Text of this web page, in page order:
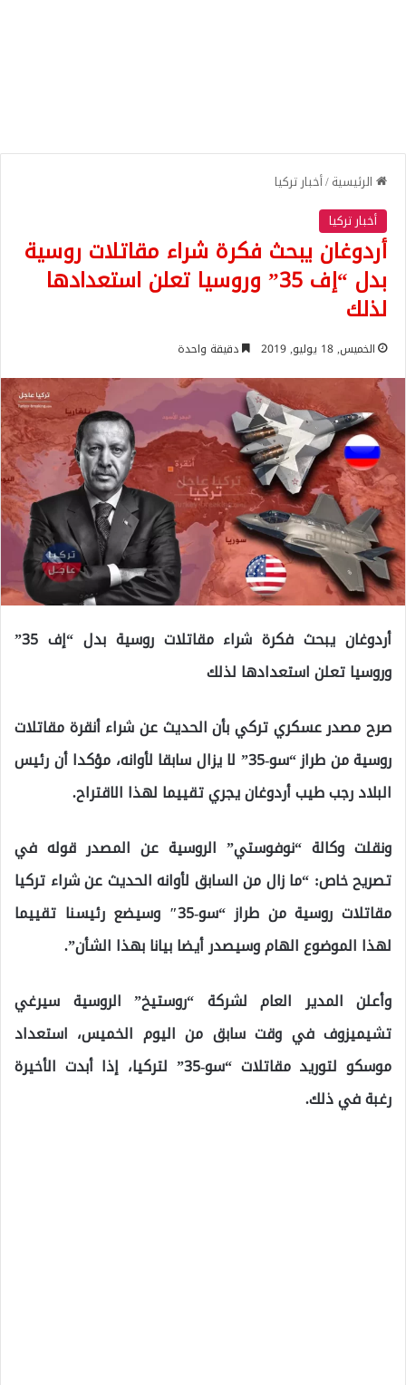
الرئيسية/أخبار تركيا
أخبار تركيا
أردوغان يبحث فكرة شراء مقاتلات روسية
بدل “إف 35” وروسيا تعلن استعدادها
لذلك
الخميس, 18 يوليو, 2019 دقيقة واحدة
أردوغان يبحث فكرة شراء مقاتلات روسية بدل “إف 35”
وروسيا تعلن استعدادها لذلك
صرح مصدر عسكري تركي بأن الحديث عن شراء أنقرة مقاتلات
روسية من طراز “سو-35” لا يزال سابقا لأوانه، مؤكدا أن رئيس
البلاد رجب طيب أردوغان يجري تقييما لهذا الاقتراح.
ونقلت وكالة “نوفوستي” الروسية عن المصدر قوله في
تصريح خاص: “ما زال من السابق لأوانه الحديث عن شراء تركيا
مقاتلات روسية من طراز “سو-35″ وسيضع رئيسنا تقييما
لهذا الموضوع الهام وسيصدر أيضا بيانا بهذا الشأن”.
وأعلن المدير العام لشركة “روستيخ” الروسية سيرغي
تشيميزوف في وقت سابق من اليوم الخميس، استعداد
موسكو لتوريد مقاتلات “سو-35” لتركيا، إذا أبدت الأخيرة
رغبة في ذلك.